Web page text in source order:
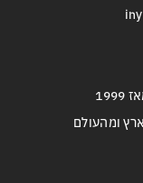
ומהעולם